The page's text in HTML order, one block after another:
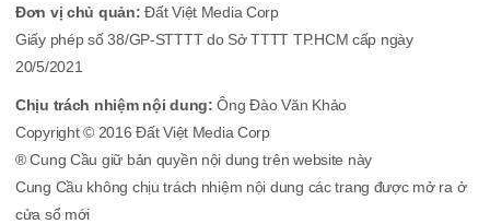
Đơn vị chủ quản: Đất Việt Media Corp
Giấy phép số 38/GP-STTTT do Sở TTTT TP.HCM cấp ngày
20/5/2021
Chịu trách nhiệm nội dung:Ông Đào Văn Khảo
Copyright © 2016 Đất Việt Media Corp
® Cung Cầu giữ bản quyền nội dung trên website này
Cung Cầu không chịu trách nhiệm nội dung các trang được mở ra ở
cửa sổ mới